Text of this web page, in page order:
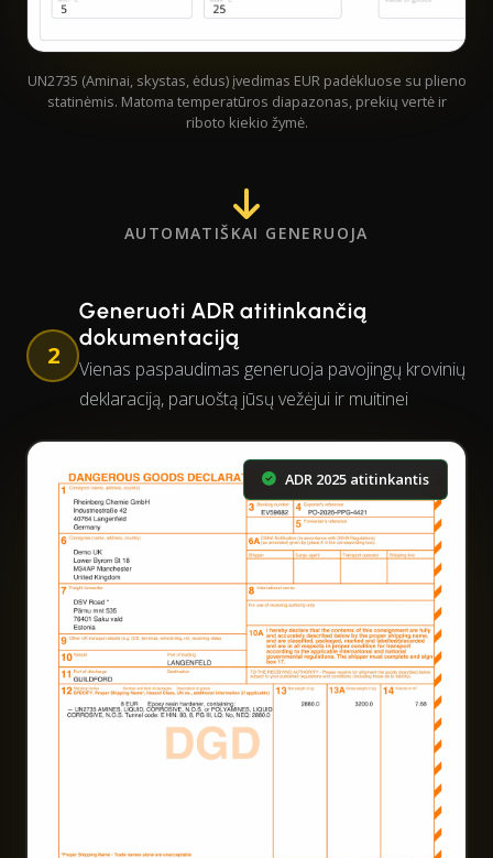
UN2735 (Aminai, skystas, ėdus) įvedimas EUR padėkluose su plieno
statinėmis. Matoma temperatūros diapazonas, prekių vertė ir
riboto kiekio žymė.
AUTOMATIŠKAI GENERUOJA
2
Generuoti ADR atitinkančią
dokumentaciją
Vienas paspaudimas generuoja pavojingų krovinių
deklaraciją, paruoštą jūsų vežėjui ir muitinei
ADR 2025 atitinkantis